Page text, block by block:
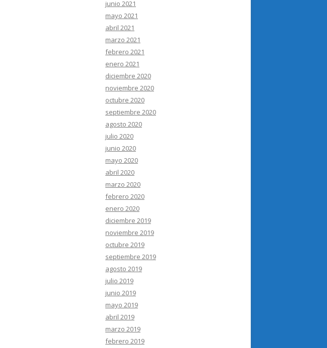
junio 2021
mayo 2021
abril 2021
marzo 2021
febrero 2021
enero 2021
diciembre 2020
noviembre 2020
octubre 2020
septiembre 2020
agosto 2020
julio 2020
junio 2020
mayo 2020
abril 2020
marzo 2020
febrero 2020
enero 2020
diciembre 2019
noviembre 2019
octubre 2019
septiembre 2019
agosto 2019
julio 2019
junio 2019
mayo 2019
abril 2019
marzo 2019
febrero 2019